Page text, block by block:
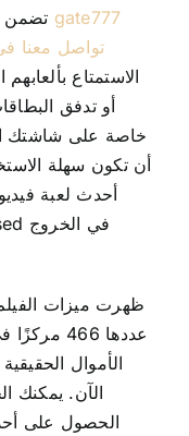
FLEET
gate777
تواصل معنا
الاستمتاع
أو تدفق
خاصة على شاشتك
أن تكون سهلة
ظهرت ميزات
عددها
الآن. يمكنك
الحصول على